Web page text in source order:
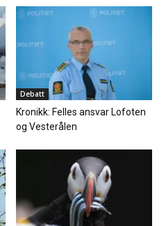
Debatt
Kronikk: Felles ansvar Lofoten
og Vesterålen